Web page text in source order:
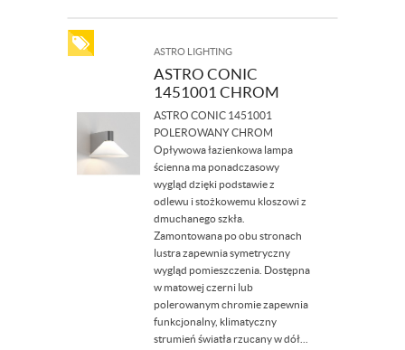
ASTRO LIGHTING
ASTRO CONIC
1451001 CHROM
ASTRO CONIC 1451001
POLEROWANY CHROM
Opływowa łazienkowa lampa
ścienna ma ponadczasowy
wygląd dzięki podstawie z
odlewu i stożkowemu kloszowi z
dmuchanego szkła.
Zamontowana po obu stronach
lustra zapewnia symetryczny
wygląd pomieszczenia. Dostępna
w matowej czerni lub
polerowanym chromie zapewnia
funkcjonalny, klimatyczny
strumień światła rzucany w dół...